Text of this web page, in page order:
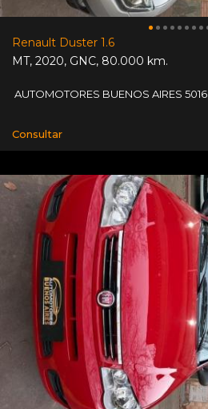
Renault Duster 1.6
MT, 2020, GNC, 80.000 km.
AUTOMOTORES BUENOS AIRES 5016
Consultar